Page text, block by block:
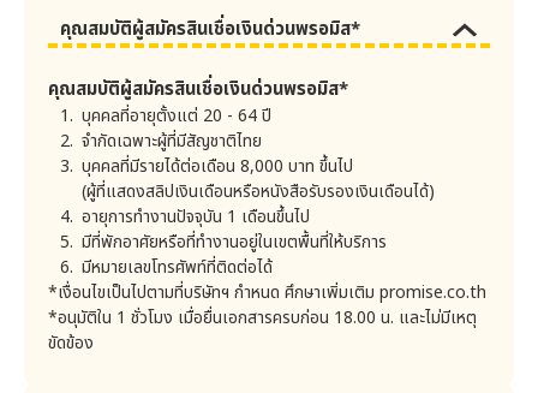
หน่วยงานภายนอกนั้นๆ จะเป็นผู้กำหนด และค่า
ธรรมเนียมดังกล่าวอาจมีการเปลี่ยนแปลงตามที่เรียก
เก็บจริงโดยผู้ให้บริการรับชำระเงิน
ค่าใช้จ่ายที่เป็นต้นทุนในการดำเนินงานของบริษัท
ในช่วงที่ลูกค้ามีการค้าง
ชำระ หากบริษัทมีการแจ้ง
ติดตามทวงถามหนี้ จะเกิด
ต่อไปนี้ และค่าติดตาม
คำนวณรวมไปในยอดเรียก
ชำระของเดือนถัดไปหลัง
จากที่พ้นสถานะค้างชำระ
ของลูกค้า
. การปฏิบัติงานเกี่ยวกับการพัฒนา ใช้ และบำรุงรักษา
. ผู้ที่บริษัทโอนขายหนี้ของบริษัทให้เวลาโอนขายหนี้
3) การปฏิบัติงานเกี่ยวกับการให้บริการลูกค้า
. การปฏิบัติงานเกี่ยวกับการปรับปรุงโฆษณาเกี่ยวกับการ
รับสมัครผ่านทางเว็บไซต์ให้มีความเหมาะสมมากที่สุด
บุคคลที่สามที่บริษัทจะเปิดเผยข้อมูลส่วนบุคคลให้นั้น อาจรวมถึง
บุคคลและนิติบุคคลในต่างประเทศ ซึ่งมีการบังคับใช้กฏหมาย
คุ้มครองข้อมูลส่วนบุคคลในระดับเดียวกับประเทศไทย หรือ
บุคคลและนิติบุคคลในต่างประเทศ ซึ่งไม่มีการบังคับใช้กฏหมาย
คุ้มครองข้อมูลส่วนบุคคลในระดับเดียวกับประเทศไทย
6. การเก็บรักษาและระยะเวลาในการเก็บรักษาข้อมูลส่วนบุคคล
บริษัทจะเก็บรักษาข้อมูลส่วนบุคคล ดังต่อไปนี้
คุณสมบัติผู้สมัครสินเชื่อเงินด่วนพรอมิส*
คุณสมบัติผู้สมัครสินเชื่อเงินด่วนพรอมิส*
บุคคลที่อายุตั้งแต่ 20 - 64 ปี
จำกัดเฉพาะผู้ที่มีสัญชาติไทย
บุคคลที่มีรายได้ต่อเดือน 8,000 บาท ขึ้นไป
(ผู้ที่แสดงสลิปเงินเดือนหรือหนังสือรับรองเงินเดือนได้)
อายุการทำงานปัจจุบัน 1 เดือนขึ้นไป
มีที่พักอาศัยหรือที่ทำงานอยู่ในเขตพื้นที่ให้บริการ
มีหมายเลขโทรศัพท์ที่ติดต่อได้
*เงื่อนไขเป็นไปตามที่บริษัทฯ กำหนด ศึกษาเพิ่มเติม promise.co.th
*อนุมัติใน 1 ชั่วโมง เมื่อยื่นเอกสารครบก่อน 18.00 น. และไม่มีเหตุ
ขัดข้อง